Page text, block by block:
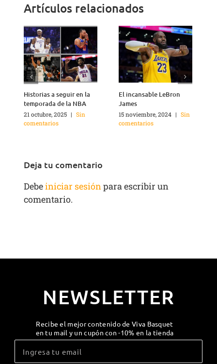
Artículos relacionados
Historias a seguir en la
temporada de la NBA
21 octubre, 2025 | Sin
comentarios
El incansable LeBron
James
15 noviembre, 2024 | Sin
comentarios
Deja tu comentario
Debeiniciar sesiónpara escribir un
comentario.
NEWSLETTER
Recibe el mejor contenido de Viva Basquet
en tu mail y un cupón con -10% en la tienda